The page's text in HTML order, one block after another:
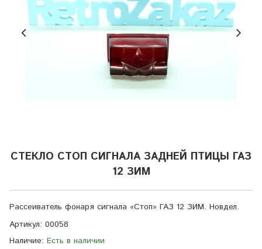
СТЕКЛО СТОП СИГНАЛА ЗАДНЕЙ ПТИЦЫ ГАЗ
12 ЗИМ
Рассеиватель фонаря сигнала «Стоп» ГАЗ 12 ЗИМ. Новдел.
Артикул: 00058
Наличие: Есть в наличии